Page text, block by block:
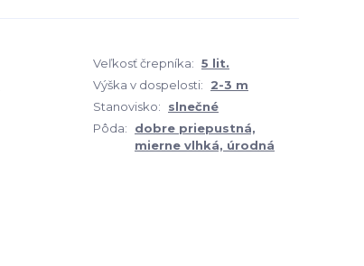
Veľkosť črepníka: 5 lit.
Výška v dospelosti:
2-3 m
Stanovisko:
slnečné
Pôda:
dobre priepustná,
mierne vlhká, úrodná